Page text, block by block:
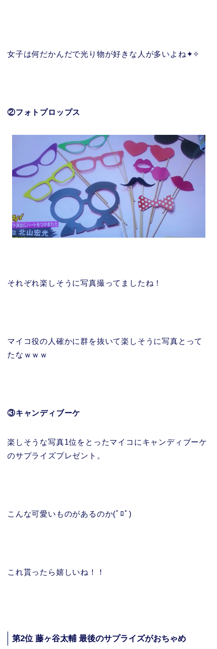
女子は何だかんだで光り物が好きな人が多いよね✦✧
②フォトプロップス
それぞれ楽しそうに写真撮ってましたね！
マイコ役の人確かに群を抜いて楽しそうに写真とって
たなｗｗｗ
③キャンディブーケ
楽しそうな写真1位をとったマイコにキャンディブーケ
のサプライズプレゼント。
こんな可愛いものがあるのか(ﾟﾛﾟ)
これ貰ったら嬉しいね！！
第2位 藤ヶ谷太輔 最後のサプライズがおちゃめ